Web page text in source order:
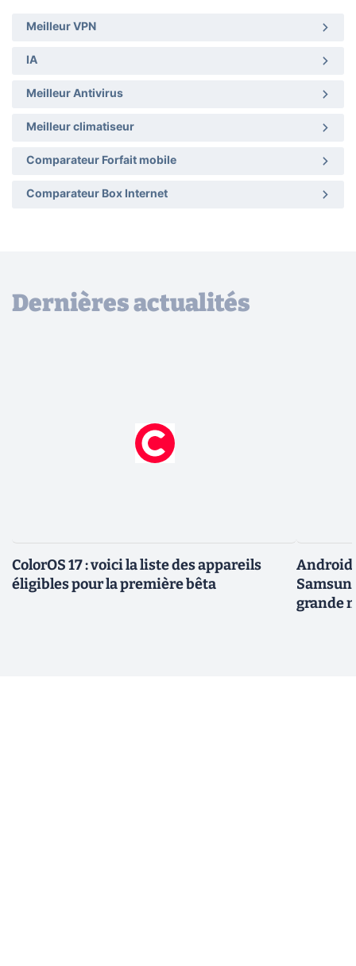
Meilleur VPN
IA
Meilleur Antivirus
Meilleur climatiseur
Comparateur Forfait mobile
Comparateur Box Internet
Dernières actualités
ColorOS 17 : voici la liste des appareils
éligibles pour la première bêta
Android
grande